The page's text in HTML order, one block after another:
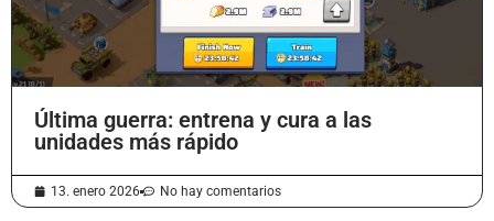
Última guerra: entrena y cura a las
unidades más rápido
13. enero 2026 No hay comentarios